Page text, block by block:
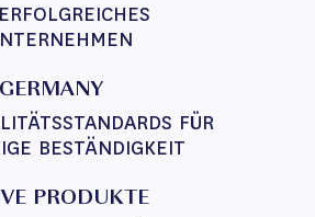
FÜR
BESTÄNDIGKEIT
PRODUKTE